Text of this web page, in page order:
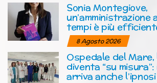
Sonia Montegiove,
un’amministrazione
tempi è più
8 Agosto 2026
Ospedale del
diventa “su
arriva anche